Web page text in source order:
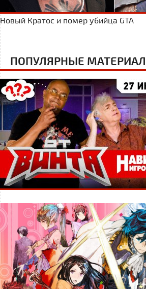
Новый Кратос и помер убийца GTA
ПОПУЛЯРНЫЕ